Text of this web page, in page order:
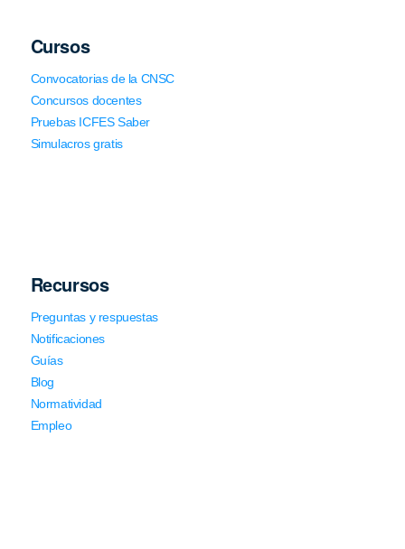
Cursos
Convocatorias de la CNSC
Concursos docentes
Pruebas ICFES Saber
Simulacros gratis
Recursos
Preguntas y respuestas
Notificaciones
Guías
Blog
Normatividad
Empleo